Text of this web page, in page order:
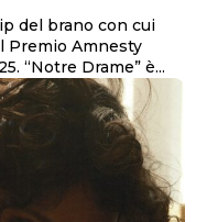
del brano con cui
Premio Amnesty
International Italia Emergenti 2025. “Notre Drame” è...